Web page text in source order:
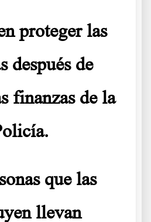
proteger las
después de
finanzas de la
que las
llevan